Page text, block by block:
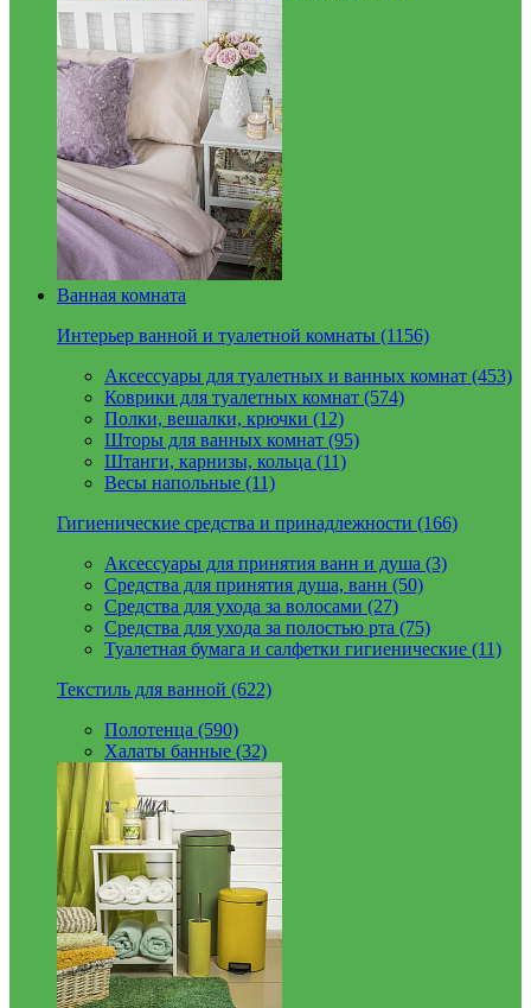
Ванная комната
Интерьер ванной и туалетной комнаты (1156)
Аксессуары для туалетных и ванных комнат (453)
Коврики для туалетных комнат (574)
Полки, вешалки, крючки (12)
Шторы для ванных комнат (95)
Штанги, карнизы, кольца (11)
Весы напольные (11)
Гигиенические средства и принадлежности (166)
Аксессуары для принятия ванн и душа (3)
Средства для принятия душа, ванн (50)
Средства для ухода за волосами (27)
Средства для ухода за полостью рта (75)
Туалетная бумага и салфетки гигиенические (11)
Текстиль для ванной (622)
Полотенца (590)
Халаты банные (32)